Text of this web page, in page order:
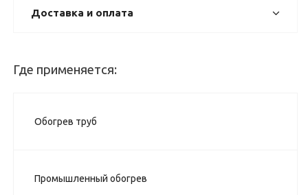
Доставка и оплата
Где применяется:
Обогрев труб
Промышленный обогрев